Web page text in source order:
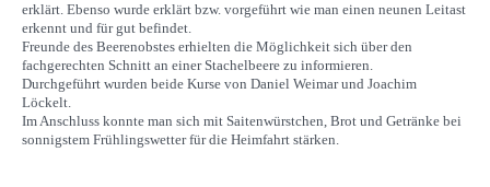
erklärt. Ebenso wurde erklärt bzw. vorgeführt wie man einen neunen Leitast
erkennt und für gut befindet.
Freunde des Beerenobstes erhielten die Möglichkeit sich über den
fachgerechten Schnitt an einer Stachelbeere zu informieren.
Durchgeführt wurden beide Kurse von Daniel Weimar und Joachim
Löckelt.
Im Anschluss konnte man sich mit Saitenwürstchen, Brot und Getränke bei
sonnigstem Frühlingswetter für die Heimfahrt stärken.